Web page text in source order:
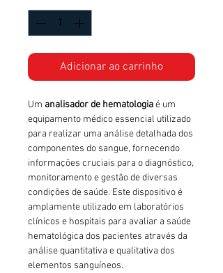
Adicionar ao carrinho
Um analisador de hematologiaé um
equipamento médico essencial utilizado
para realizar uma análise detalhada dos
componentes do sangue, fornecendo
informações cruciais para o diagnóstico,
monitoramento e gestão de diversas
condições de saúde. Este dispositivo é
amplamente utilizado em laboratórios
clínicos e hospitais para avaliar a saúde
hematológica dos pacientes através da
análise quantitativa e qualitativa dos
elementos sanguíneos.